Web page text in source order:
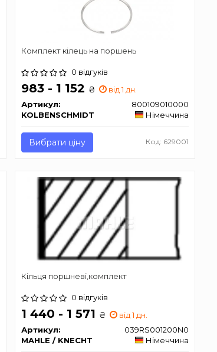
Комплект кілець на поршень
0 відгуків
983 - 1 152 ₴
від 1 дн.
Артикул:
800109010000
KOLBENSCHMIDT
Німеччина
Вибрати ціну Код: 629001
Кільця поршневі,комплект
0 відгуків
1 440 - 1 571 ₴
від 1 дн.
Артикул:
039RS001200N0
MAHLE / KNECHT
Німеччина